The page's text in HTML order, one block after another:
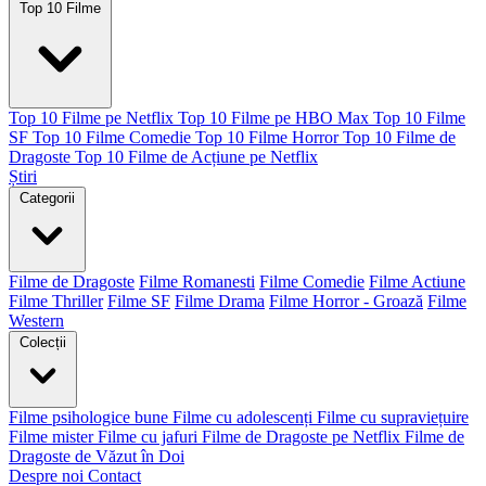
Top 10 Filme
Top 10 Filme pe Netflix Top 10 Filme pe HBO Max Top 10 Filme
SF Top 10 Filme Comedie Top 10 Filme Horror Top 10 Filme de
Dragoste Top 10 Filme de Acțiune pe Netflix
Știri
Categorii
Filme de Dragoste Filme Romanesti Filme Comedie Filme Actiune
Filme Thriller Filme SF Filme Drama Filme Horror - Groază Filme
Western
Colecții
Filme psihologice bune Filme cu adolescenți Filme cu supraviețuire
Filme mister Filme cu jafuri Filme de Dragoste pe Netflix Filme de
Dragoste de Văzut în Doi
Despre noi Contact